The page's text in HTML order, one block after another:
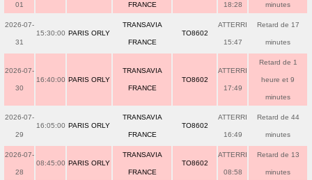
01 FRANCE 18:28 minutes
2026-07-
31
15:30:00 PARIS ORLY
TRANSAVIA
FRANCE
TO8602
ATTERRI
15:47
Retard de 17
minutes
2026-07-
30
16:40:00 PARIS ORLY
TRANSAVIA
FRANCE
TO8602
ATTERRI
17:49
Retard de 1
heure et 9
minutes
2026-07-
29
16:05:00 PARIS ORLY
TRANSAVIA
FRANCE
TO8602
ATTERRI
16:49
Retard de 44
minutes
2026-07-
28
08:45:00 PARIS ORLY
TRANSAVIA
FRANCE
TO8602
ATTERRI
08:58
Retard de 13
minutes